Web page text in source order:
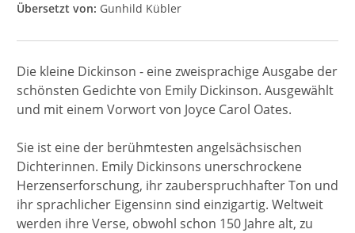
Übersetzt von: Gunhild Kübler
Die kleine Dickinson - eine zweisprachige Ausgabe der
schönsten Gedichte von Emily Dickinson. Ausgewählt
und mit einem Vorwort von Joyce Carol Oates.
Sie ist eine der berühmtesten angelsächsischen
Dichterinnen. Emily Dickinsons unerschrockene
Herzenserforschung, ihr zauberspruchhafter Ton und
ihr sprachlicher Eigensinn sind einzigartig. Weltweit
werden ihre Verse, obwohl schon 150 Jahre alt, zu